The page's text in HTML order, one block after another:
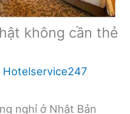
không cần thẻ
Hotelservice247
nghỉ ở Nhật Bản